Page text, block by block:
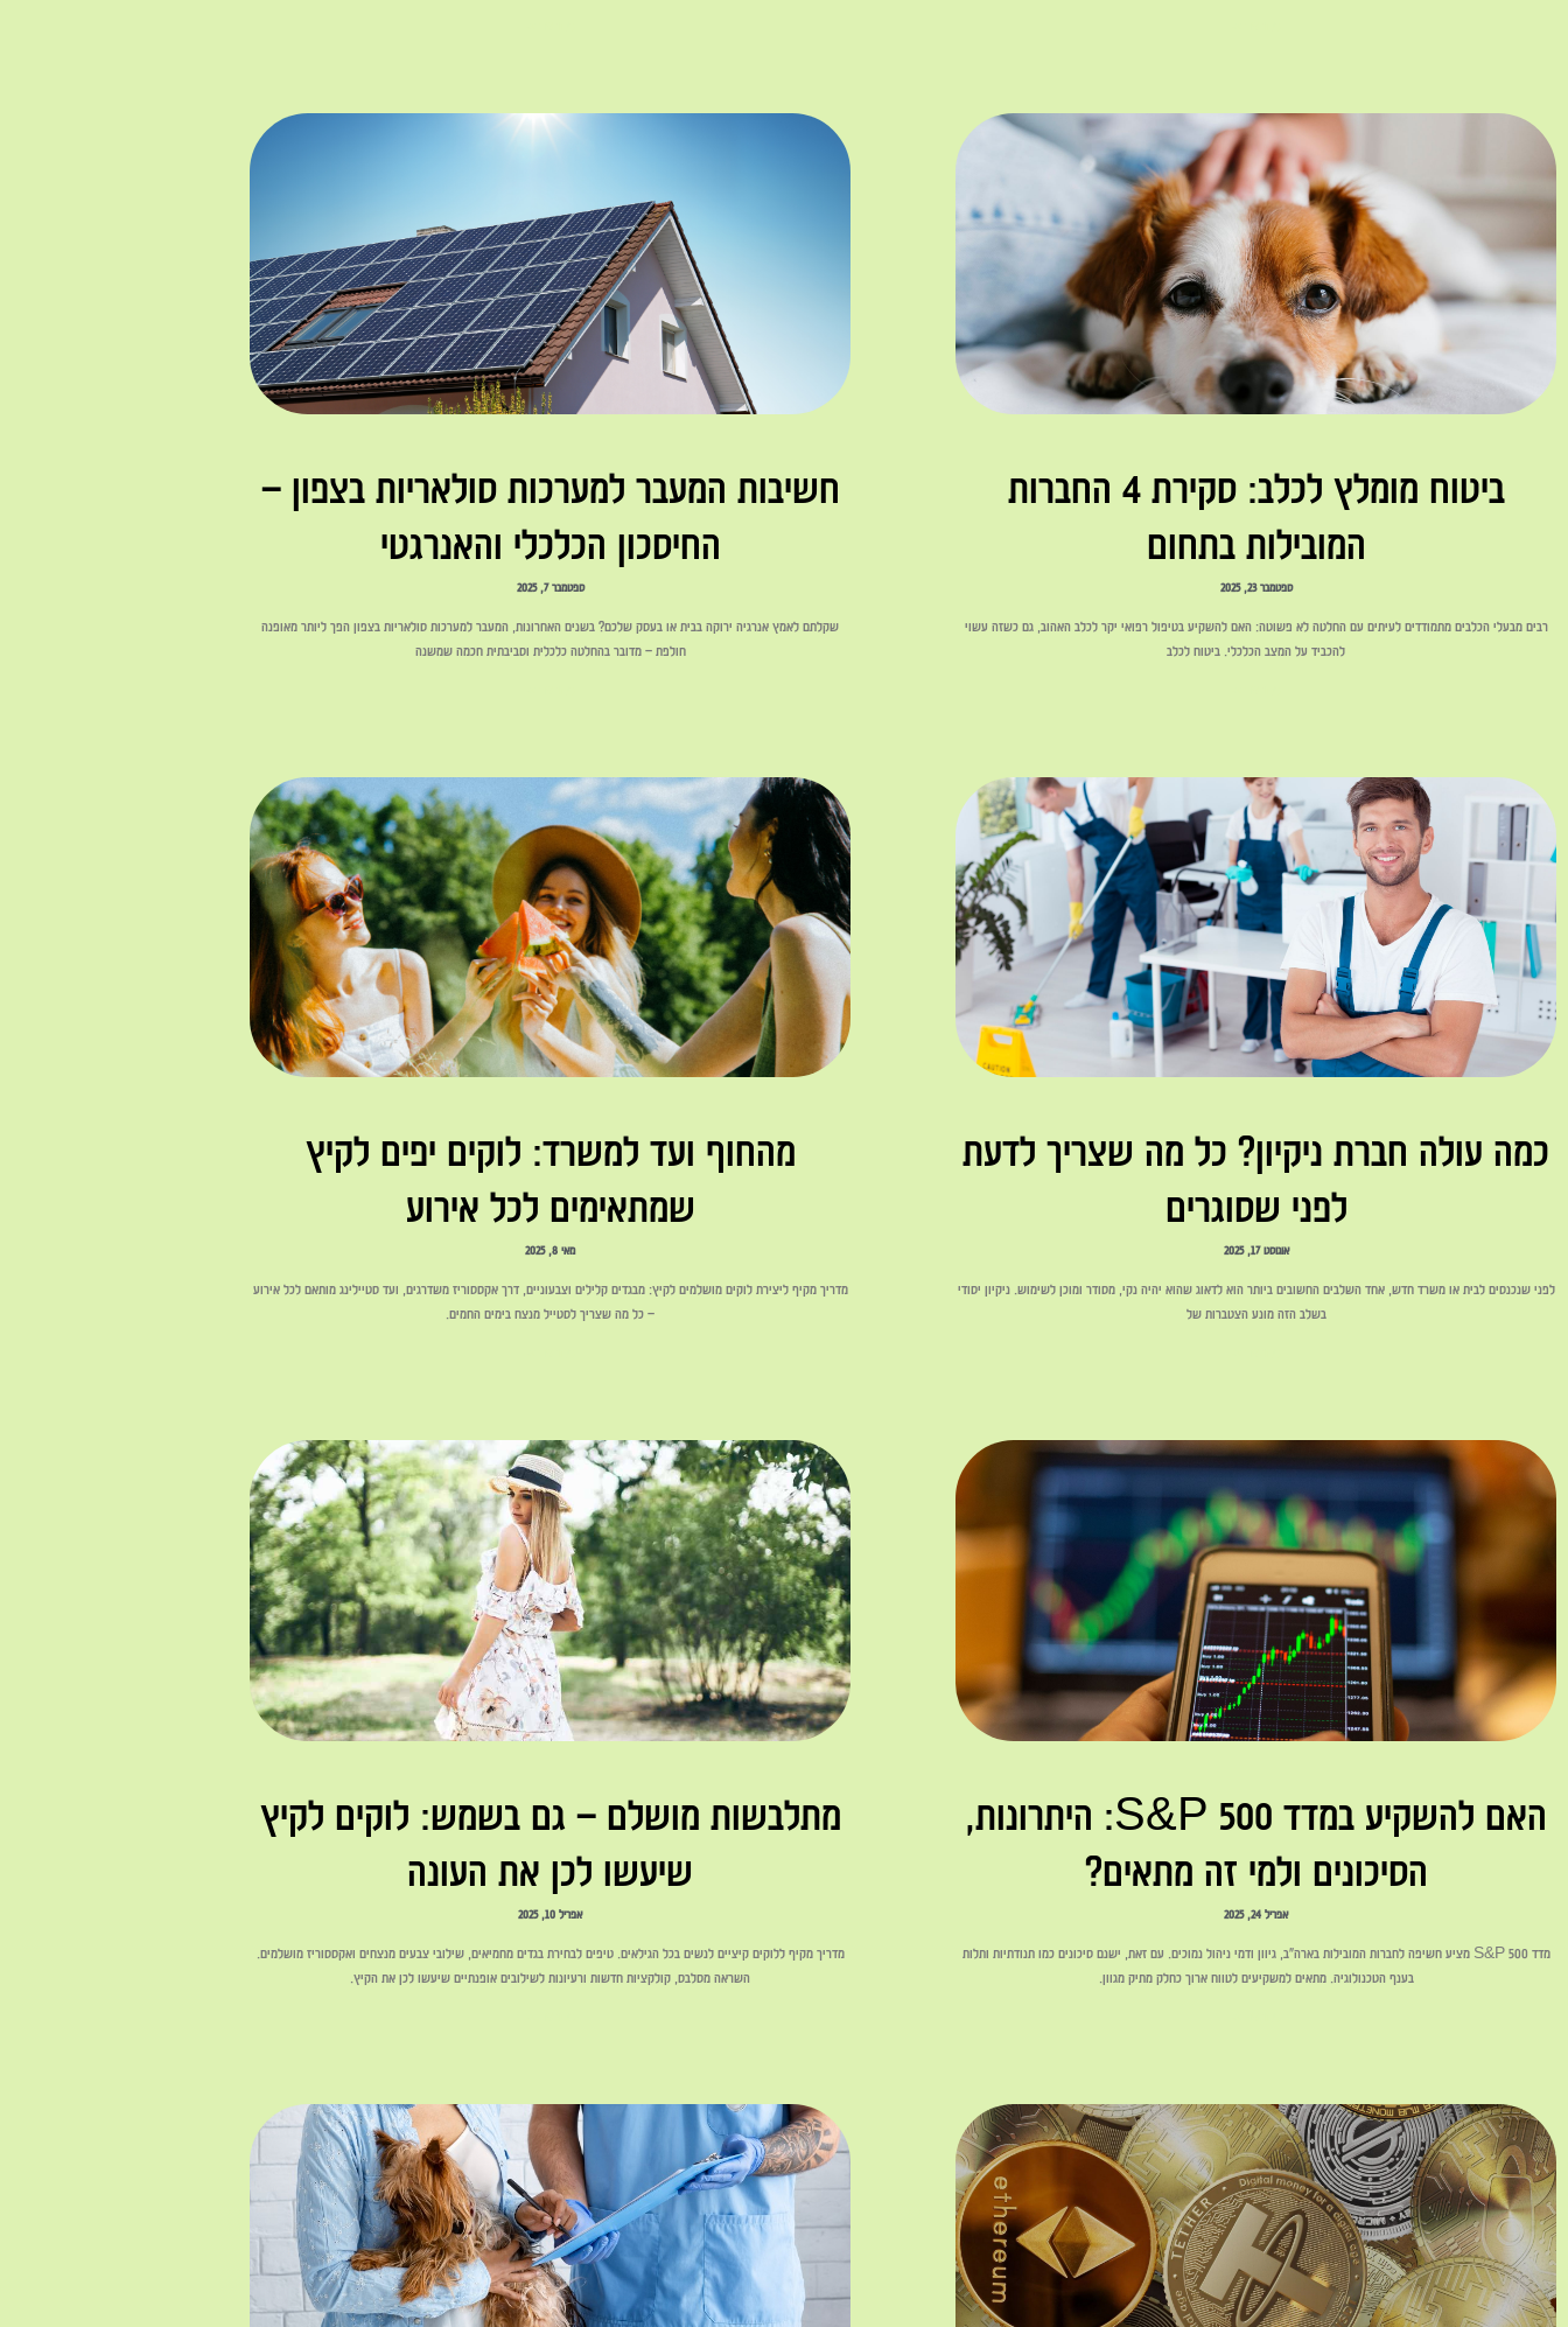
ביטוח מומלץ לכלב: סקירת 4 החברות
המובילות בתחום
ספטמבר 23, 2025
רבים מבעלי הכלבים מתמודדים לעיתים עם החלטה לא פשוטה: האם להשקיע בטיפול רפואי יקר לכלב האהוב, גם כשזה עשוי
להכביד על המצב הכלכלי. ביטוח לכלב
חשיבות המעבר למערכות סולאריות בצפון –
החיסכון הכלכלי והאנרגטי
ספטמבר 7, 2025
שקלתם לאמץ אנרגיה ירוקה בבית או בעסק שלכם? בשנים האחרונות, המעבר למערכות סולאריות בצפון הפך ליותר מאופנה
חולפת – מדובר בהחלטה כלכלית וסביבתית חכמה שמשנה
כמה עולה חברת ניקיון? כל מה שצריך לדעת
לפני שסוגרים
אוגוסט 17, 2025
לפני שנכנסים לבית או משרד חדש, אחד השלבים החשובים ביותר הוא לדאוג שהוא יהיה נקי, מסודר ומוכן לשימוש. ניקיון יסודי
בשלב הזה מונע הצטברות של
מהחוף ועד למשרד: לוקים יפים לקיץ
שמתאימים לכל אירוע
מאי 8, 2025
מדריך מקיף ליצירת לוקים מושלמים לקיץ: מבגדים קלילים וצבעוניים, דרך אקססוריז משדרגים, ועד סטיילינג מותאם לכל אירוע
– כל מה שצריך לסטייל מנצח בימים החמים.
האם להשקיע במדד S&P 500: היתרונות,
הסיכונים ולמי זה מתאים?
אפריל 24, 2025
מדד S&P 500 מציע חשיפה לחברות המובילות בארה"ב, גיוון ודמי ניהול נמוכים. עם זאת, ישנם סיכונים כמו תנודתיות ותלות
בענף הטכנולוגיה. מתאים למשקיעים לטווח ארוך כחלק מתיק מגוון.
מתלבשות מושלם – גם בשמש: לוקים לקיץ
שיעשו לכן את העונה
אפריל 10, 2025
מדריך מקיף ללוקים קיציים לנשים בכל הגילאים. טיפים לבחירת בגדים מחמיאים, שילובי צבעים מנצחים ואקססוריז מושלמים.
השראה מסלבס, קולקציות חדשות ורעיונות לשילובים אופנתיים שיעשו לכן את הקיץ.